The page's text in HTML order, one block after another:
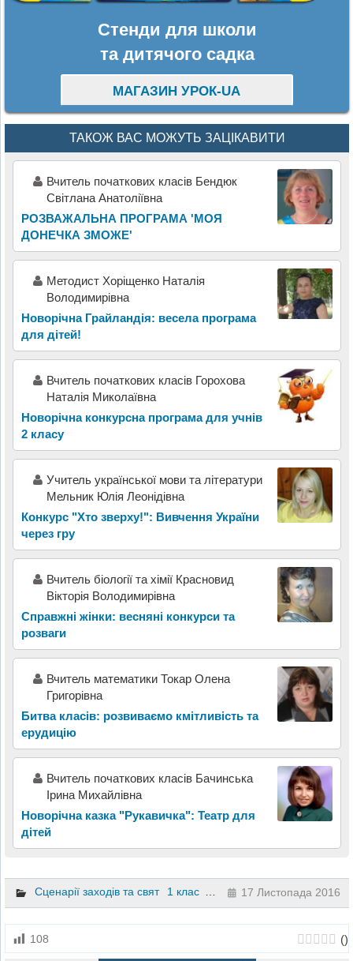
Стенди для школи
та дитячого садка
МАГАЗИН УРОК-UA
ТАКОЖ ВАС МОЖУТЬ ЗАЦІКАВИТИ
Вчитель початкових класів Бендюк
Світлана Анатоліївна
РОЗВАЖАЛЬНА ПРОГРАМА 'МОЯ
ДОНЕЧКА ЗМОЖЕ'
Методист Хоріщенко Наталія
Володимирівна
Новорічна Грайландія: весела програма
для дітей!
Вчитель початкових класів Горохова
Наталія Миколаївна
Новорічна конкурсна програма для учнів
2 класу
Учитель української мови та літератури
Мельник Юлія Леонідівна
Конкурс "Хто зверху!": Вивчення України
через гру
Вчитель біології та хімії Красновид
Вікторія Володимирівна
Справжні жінки: весняні конкурси та
розваги
Вчитель математики Токар Олена
Григорівна
Битва класів: розвиваємо кмітливість та
ерудицію
Вчитель початкових класів Бачинська
Ірина Михайлівна
Новорічна казка "Рукавичка": Театр для
дітей
Сценарії заходів та свят 1 клас 2 клас 17 Листопада 2016
108 ()